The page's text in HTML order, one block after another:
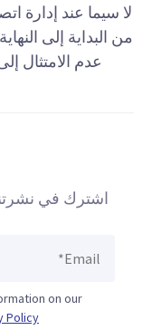
من البداية إلى
عدم الامتثال
اشترك في
on our
Policy